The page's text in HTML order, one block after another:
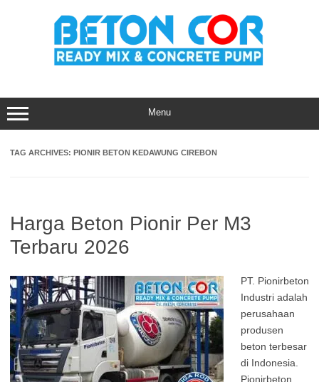
Menu
TAG ARCHIVES: PIONIR BETON KEDAWUNG CIREBON
Harga Beton Pionir Per M3
Terbaru 2026
PT. Pionirbeton
Industri adalah
perusahaan
produsen
beton terbesar
di Indonesia.
Pionirbeton